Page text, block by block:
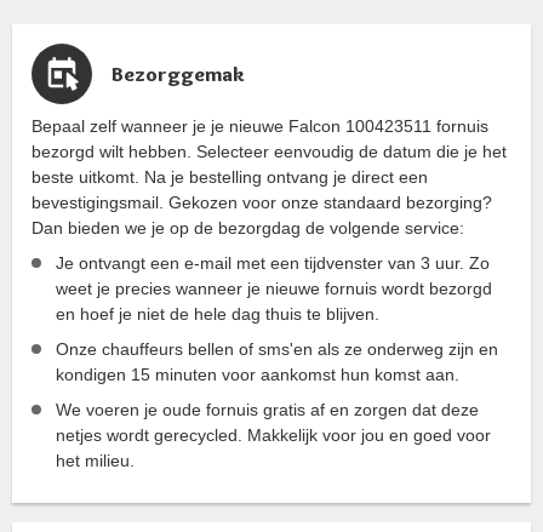
Bezorggemak
Bepaal zelf wanneer je je nieuwe Falcon 100423511 fornuis
bezorgd wilt hebben. Selecteer eenvoudig de datum die je het
beste uitkomt. Na je bestelling ontvang je direct een
bevestigingsmail. Gekozen voor onze standaard bezorging?
Dan bieden we je op de bezorgdag de volgende service:
Je ontvangt een e-mail met een tijdvenster van 3 uur. Zo
weet je precies wanneer je nieuwe fornuis wordt bezorgd
en hoef je niet de hele dag thuis te blijven.
Onze chauffeurs bellen of sms'en als ze onderweg zijn en
kondigen 15 minuten voor aankomst hun komst aan.
We voeren je oude fornuis gratis af en zorgen dat deze
netjes wordt gerecycled. Makkelijk voor jou en goed voor
het milieu.